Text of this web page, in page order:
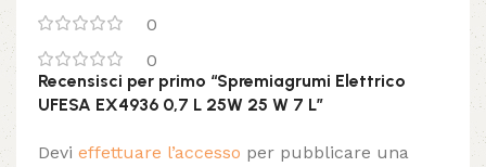
0
0
Recensisci per primo “Spremiagrumi Elettrico
UFESA EX4936 0,7 L 25W 25 W 7 L”
Devi effettuare l’accesso per pubblicare una